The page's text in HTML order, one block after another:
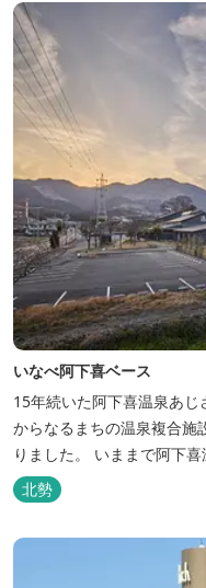
いなべ阿下喜ベース
15年続いた阿下喜温泉あ
からなるまちの温泉複合施
りました。 いままで阿下喜温泉に通っていた地元の方も、市外から
いなべ市に遊びに来られる
気だった温泉はそのままに
泊、地元のお野菜が楽しめる飲
北勢